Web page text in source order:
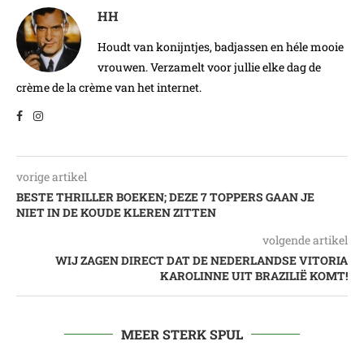
HH
Houdt van konijntjes, badjassen en héle mooie
vrouwen. Verzamelt voor jullie elke dag de
crème de la crème van het internet.
vorige artikel
BESTE THRILLER BOEKEN; DEZE 7 TOPPERS GAAN JE
NIET IN DE KOUDE KLEREN ZITTEN
volgende artikel
WIJ ZAGEN DIRECT DAT DE NEDERLANDSE VITORIA
KAROLINNE UIT BRAZILIË KOMT!
MEER STERK SPUL